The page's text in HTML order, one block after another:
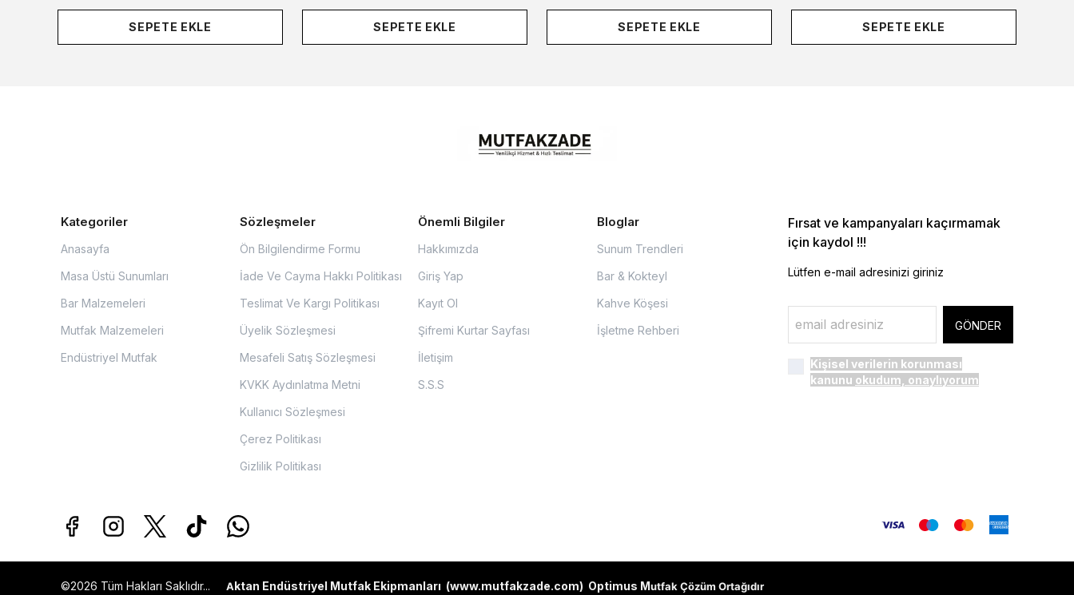
SEPETE EKLE SEPETE EKLE SEPETE EKLE SEPETE EKLE
Kategoriler
Anasayfa
Masa Üstü Sunumları
Bar Malzemeleri
Mutfak Malzemeleri
Endüstriyel Mutfak
Sözleşmeler
Ön Bilgilendirme Formu
İade Ve Cayma Hakkı Politikası
Teslimat Ve Kargı Politikası
Üyelik Sözleşmesi
Mesafeli Satış Sözleşmesi
KVKK Aydınlatma Metni
Kullanıcı Sözleşmesi
Çerez Politikası
Gizlilik Politikası
Önemli Bilgiler
Hakkımızda
Giriş Yap
Kayıt Ol
Şifremi Kurtar Sayfası
İletişim
S.S.S
Bloglar
Sunum Trendleri
Bar & Kokteyl
Kahve Köşesi
İşletme Rehberi
Fırsat ve kampanyaları kaçırmamak
için kaydol !!!
Lütfen e-mail adresinizi giriniz
GÖNDER
Kişisel verilerin korunması
kanunu okudum, onaylıyorum
©2026 Tüm Hakları Saklıdır... Aktan Endüstriyel Mutfak Ekipmanları (www.mutfakzade.com) Optimus Mutfak Çözüm Ortağıdır